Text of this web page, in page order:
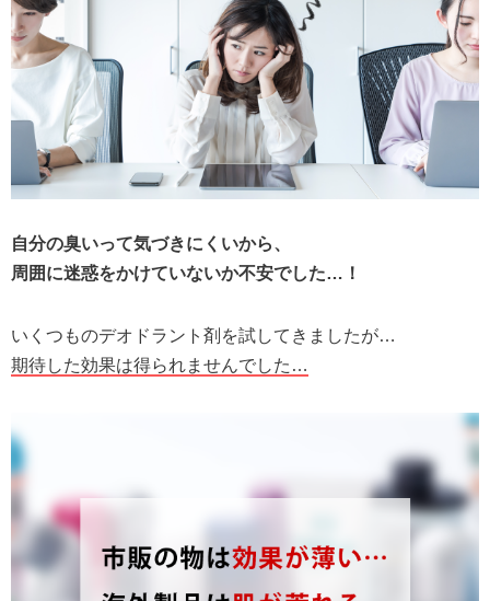
自分の臭いって気づきにくいから、
周囲に迷惑をかけていないか不安でした…！
いくつものデオドラント剤を試してきましたが…
期待した効果は得られませんでした…